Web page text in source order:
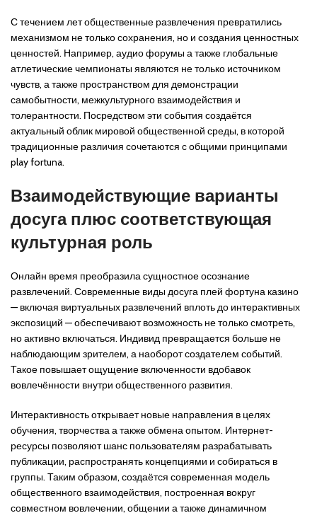
С течением лет общественные развлечения превратились
механизмом не только сохранения, но и создания ценностных
ценностей. Например, аудио форумы а также глобальные
атлетические чемпионаты являются не только источником
чувств, а также пространством для демонстрации
самобытности, межкультурного взаимодействия и
толерантности. Посредством эти события создаётся
актуальный облик мировой общественной среды, в которой
традиционные различия сочетаются с общими принципами
play fortuna.
Взаимодействующие варианты
досуга плюс соответствующая
культурная роль
Онлайн время преобразила сущностное осознание
развлечений. Современные виды досуга плей фортуна казино
— включая виртуальных развлечений вплоть до интерактивных
экспозиций — обеспечивают возможность не только смотреть,
но активно включаться. Индивид превращается больше не
наблюдающим зрителем, а наоборот создателем событий.
Такое повышает ощущение включенности вдобавок
вовлечённости внутри общественного развития.
Интерактивность открывает новые направления в целях
обучения, творчества а также обмена опытом. Интернет-
ресурсы позволяют шанс пользователям разрабатывать
публикации, распространять концепциями и собираться в
группы. Таким образом, создаётся современная модель
общественного взаимодействия, построенная вокруг
совместном вовлечении, общении а также динамичном